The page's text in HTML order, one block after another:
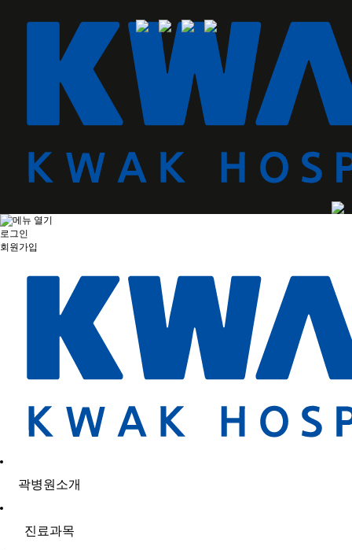
로그인
회원가입
곽병원소개
진료과목